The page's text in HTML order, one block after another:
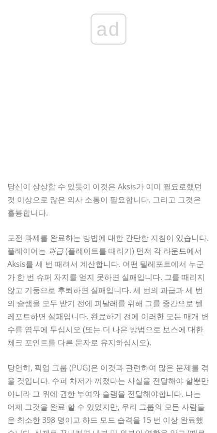
ad
당신이 상상할 수 있듯이 이것은 Aksis가 이미 필요로했던
것 이상으로 많은 의사 소통이 필요합니다. 그리고 그것은
훌륭합니다.
도전 과제를 완료하는 방법에 대한 간단한 지침이 있습니다.
플레이어는 과급(플레이트를 때리기) 먼저 각 라운드에서
Aksis를 세 번 때려서 계산합니다. 어떤 텔레포트에서 누군
가 한 번 슈퍼 차지를 얻지 못하면 실패입니다. 그를 때리지
않고 기둥으로 후퇴하면 실패입니다. 세 번의 과급과 세 번
의 슬램을 모두 받기 전에 피날레를 위해 그를 중간으로 텔
레포트하면 실패입니다. 완료하기 전에 이러한 모든 매개 변
수를 염두에 두십시오 (또는 더 나은 방법으로 보스에 대한
체크 포인트를 다른 문자로 유지하십시오).
당연히, 픽업 그룹 (PUG)은 이것과 관련하여 많은 문제를 겪
을 것입니다. 수퍼 차저가 꺼졌다는 사실을 전달해야 할뿐만
아니라 그 위에 권한 부여와 슬램을 전달해야합니다. 나는
어제 그것을 완료 할 수 있었지만, 우리 그룹의 모든 사람들
은 최소한 398 명이고 하드 모드 습격을 15 번 이상 완료했